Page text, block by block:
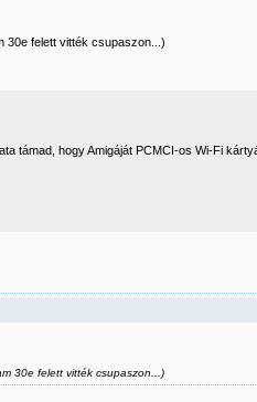
30e felett vitték csupaszon...)
támad, hogy Amigáját PCMCI-os Wi-Fi
30e felett vitték csupaszon...)